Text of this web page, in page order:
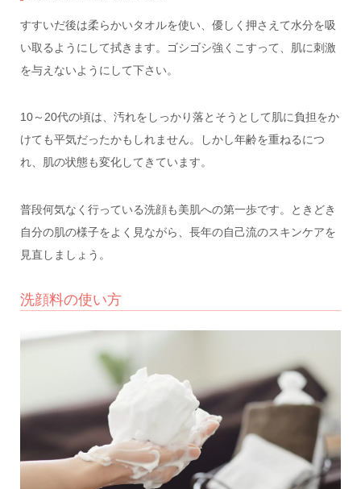
すすいだ後は柔らかいタオルを使い、優しく押さえて水分を吸
い取るようにして拭きます。ゴシゴシ強くこすって、肌に刺激
を与えないようにして下さい。
10～20代の頃は、汚れをしっかり落とそうとして肌に負担をか
けても平気だったかもしれません。しかし年齢を重ねるにつ
れ、肌の状態も変化してきています。
普段何気なく行っている洗顔も美肌への第一歩です。ときどき
自分の肌の様子をよく見ながら、長年の自己流のスキンケアを
見直しましょう。
洗顔料の使い方